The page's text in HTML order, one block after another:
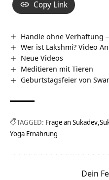
Copy Link
Handle ohne Verhaftung
Wer ist Lakshmi? Video
Neue Videos
Meditieren mit Tieren
Geburtstagsfeier von
TAGGED: Frage an Sukadev
Yoga Ernährung
Dein